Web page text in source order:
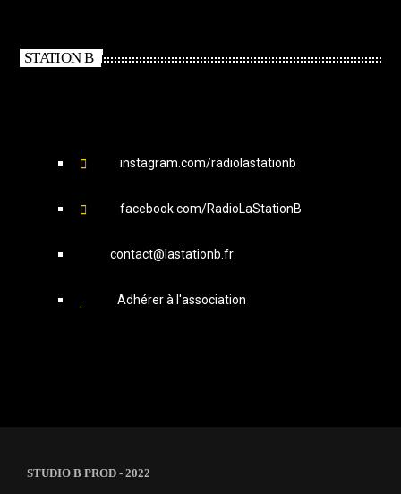
STATION B
instagram.com/radiolastationb
facebook.com/RadioLaStationB
contact@lastationb.fr
Adhérer à l'association
STUDIO B PROD - 2022